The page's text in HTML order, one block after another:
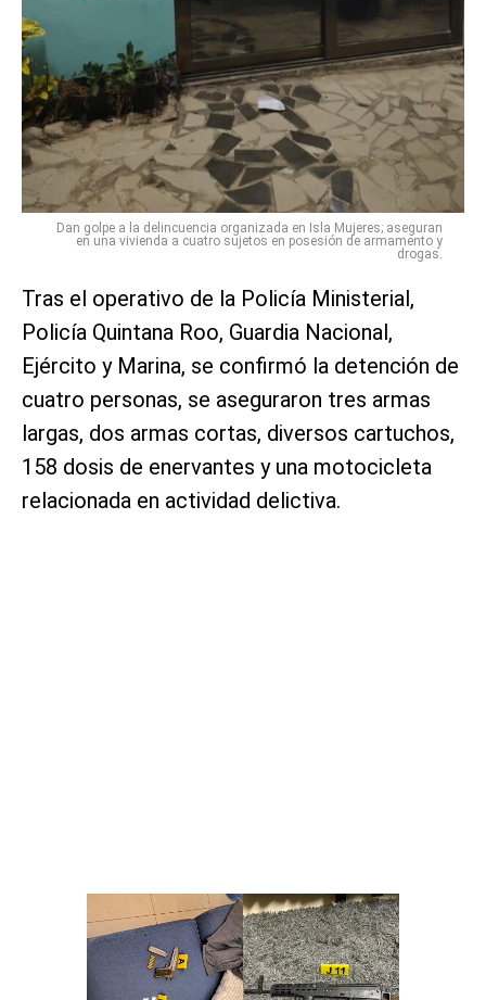
Dan golpe a la delincuencia organizada en Isla Mujeres; aseguran
en una vivienda a cuatro sujetos en posesión de armamento y
drogas.
Tras el operativo de la Policía Ministerial,
Policía Quintana Roo, Guardia Nacional,
Ejército y Marina, se confirmó la detención de
cuatro personas, se aseguraron tres armas
largas, dos armas cortas, diversos cartuchos,
158 dosis de enervantes y una motocicleta
relacionada en actividad delictiva.